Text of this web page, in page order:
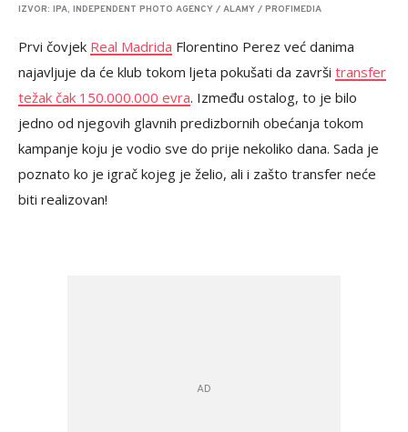
IZVOR: IPA, INDEPENDENT PHOTO AGENCY / ALAMY / PROFIMEDIA
Prvi čovjek Real Madrida Florentino Perez već danima
najavljuje da će klub tokom ljeta pokušati da završi transfer
težak čak 150.000.000 evra. Između ostalog, to je bilo
jedno od njegovih glavnih predizbornih obećanja tokom
kampanje koju je vodio sve do prije nekoliko dana. Sada je
poznato ko je igrač kojeg je želio, ali i zašto transfer neće
biti realizovan!